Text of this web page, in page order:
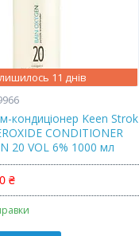
11 днів
кондиціонер Keen Strok
CONDITIONER
20 VOL 6% 1000 мл
₴